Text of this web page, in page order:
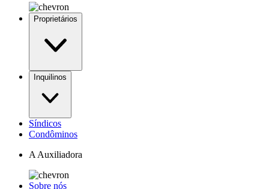
Proprietários
Inquilinos
Síndicos
Condôminos
A Auxiliadora
Sobre nós